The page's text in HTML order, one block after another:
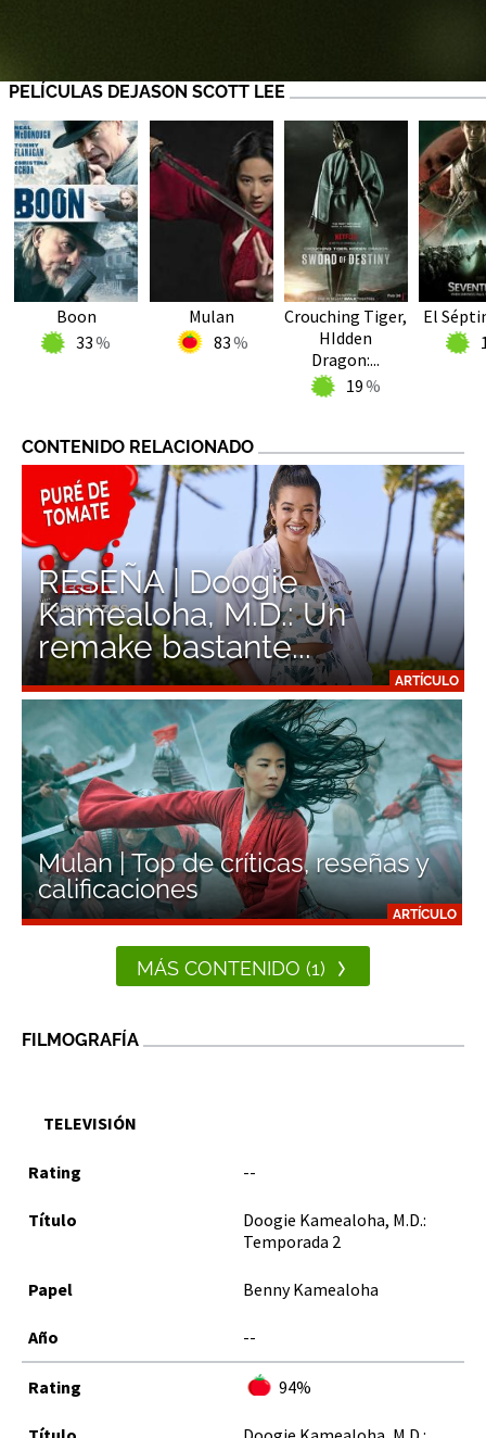
PELÍCULAS DEJASON SCOTT LEE
Boon
33
Mulan
83
Crouching Tiger,
HIdden
Dragon:...
19
El
CONTENIDO RELACIONADO
ARTÍCULO
RESEÑA | Doogie
Kamealoha, M.D.: Un
remake bastante...
ARTÍCULO
Mulan | Top de críticas, reseñas y
calificaciones
MÁS CONTENIDO (1)
FILMOGRAFÍA
TELEVISIÓN
--
Doogie Kamealoha, M.D.:
Temporada 2
Benny Kamealoha
--
94%